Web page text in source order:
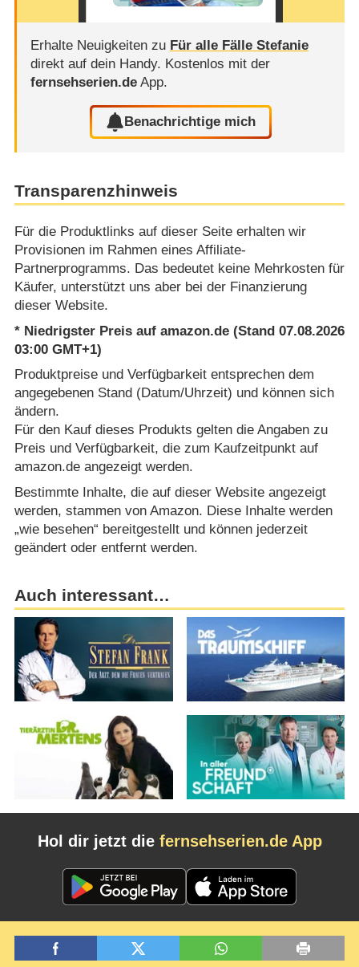
Erhalte Neuigkeiten zu Für alle Fälle Stefanie
direkt auf dein Handy. Kostenlos mit der
fernsehserien.deApp.
Benachrichtige mich
Transparenzhinweis
Für die Produktlinks auf dieser Seite erhalten wir
Provisionen im Rahmen eines Affiliate-
Partnerprogramms. Das bedeutet keine Mehrkosten für
Käufer, unterstützt uns aber bei der Finanzierung
dieser Website.
* Niedrigster Preis auf amazon.de (Stand 07.08.2026
03:00 GMT+1)
Produktpreise und Verfügbarkeit entsprechen dem
angegebenen Stand (Datum/Uhrzeit) und können sich
ändern.
Für den Kauf dieses Produkts gelten die Angaben zu
Preis und Verfügbarkeit, die zum Kaufzeitpunkt auf
amazon.de angezeigt werden.
Bestimmte Inhalte, die auf dieser Website angezeigt
werden, stammen von Amazon. Diese Inhalte werden
„wie besehen“ bereitgestellt und können jederzeit
geändert oder entfernt werden.
Auch interessant…
Hol dir jetzt die fernsehserien.de App